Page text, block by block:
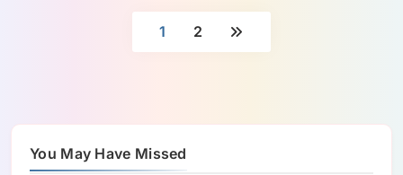
1 2
You May Have Missed